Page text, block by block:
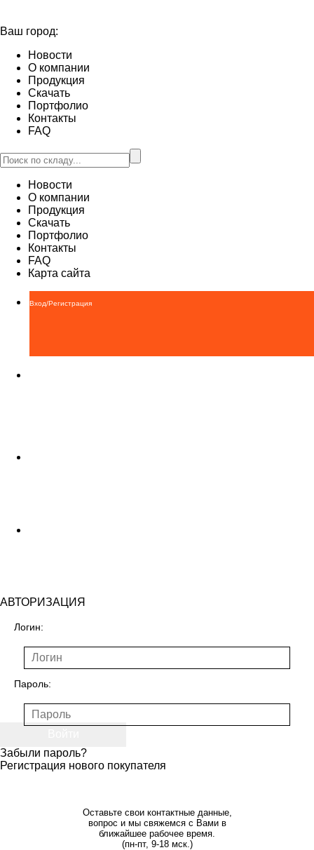
Ваш город:
Новости
О компании
Продукция
Скачать
Портфолио
Контакты
FAQ
Новости
О компании
Продукция
Скачать
Портфолио
Контакты
FAQ
Карта сайта
Вход/Регистрация
АВТОРИЗАЦИЯ
Логин:
Пароль:
Забыли пароль?
Регистрация нового покупателя
Оставьте свои контактные данные,
вопрос и мы свяжемся с Вами в
ближайшее рабочее время.
(пн-пт, 9-18 мск.)